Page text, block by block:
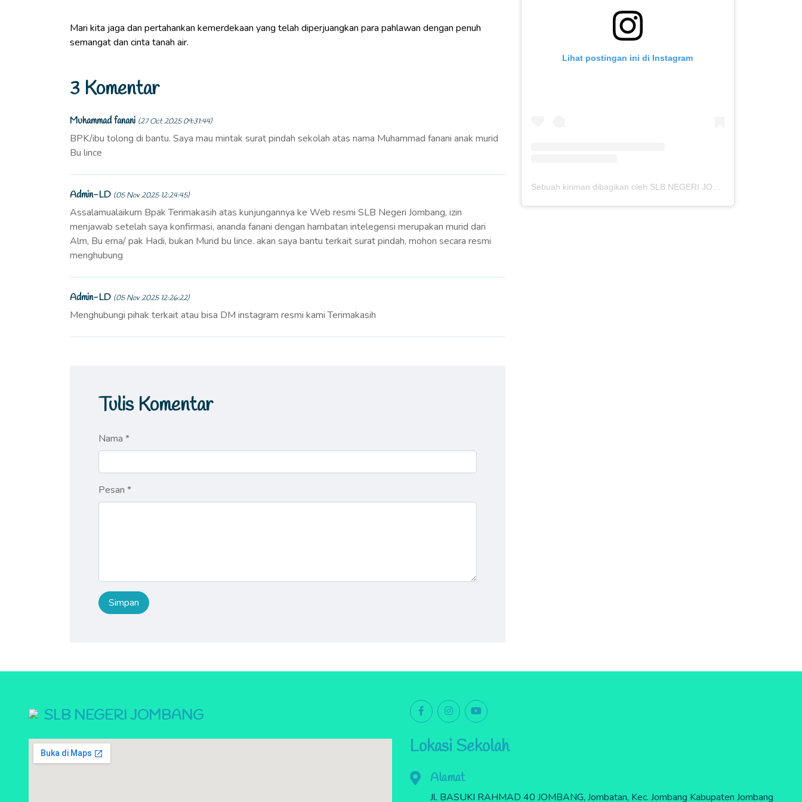
Mari kita jaga dan pertahankan kemerdekaan yang telah diperjuangkan para pahlawan dengan penuh
semangat dan cinta tanah air.
3 Komentar
Muhammad fanani (27 Oct 2025 09:31:44)
BPK/ibu tolong di bantu. Saya mau mintak surat pindah sekolah atas nama Muhammad fanani anak murid
Bu lince
Admin-LD (05 Nov 2025 12:24:45)
Assalamualaikum Bpak Terimakasih atas kunjungannya ke Web resmi SLB Negeri Jombang, izin
menjawab setelah saya konfirmasi, ananda fanani dengan hambatan intelegensi merupakan murid dari
Alm, Bu erna/ pak Hadi, bukan Murid bu lince. akan saya bantu terkait surat pindah, mohon secara resmi
menghubung
Admin-LD (05 Nov 2025 12:26:22)
Menghubungi pihak terkait atau bisa DM instagram resmi kami Terimakasih
Tulis Komentar
Nama *
Pesan *
Lihat postingan ini di Instagram
SLB NEGERI JOMBANG
Lokasi Sekolah
Alamat
Jl. BASUKI RAHMAD 40 JOMBANG, Jombatan, Kec. Jombang Kabupaten Jombang